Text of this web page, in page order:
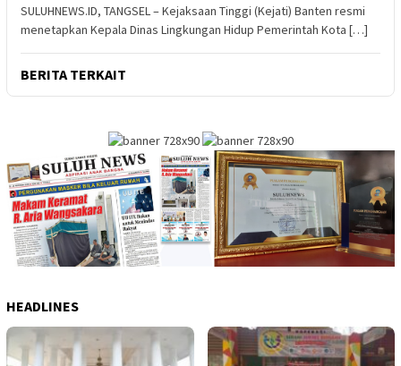
SULUHNEWS.ID, TANGSEL – Kejaksaan Tinggi (Kejati) Banten resmi
menetapkan Kepala Dinas Lingkungan Hidup Pemerintah Kota […]
BERITA TERKAIT
HEADLINES